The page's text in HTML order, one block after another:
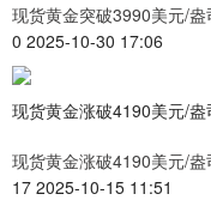
现货黄金突破3990美元/盎
0 2025-10-30 17:06
现货黄金涨破4190美元/盎
现货黄金涨破4190美元/盎
17 2025-10-15 11:51